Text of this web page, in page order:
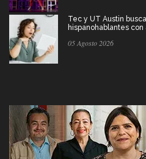
Tec y UT Austin
hispanohablantes con
05 Agosto 2026